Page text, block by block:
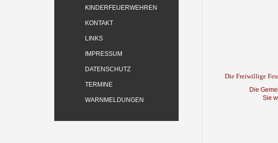
KINDERFEUERWEHREN
KONTAKT
LINKS
IMPRESSUM
DATENSCHUTZ
TERMINE
WARNMELDUNGEN
Die Freiwillige
Die
Sie